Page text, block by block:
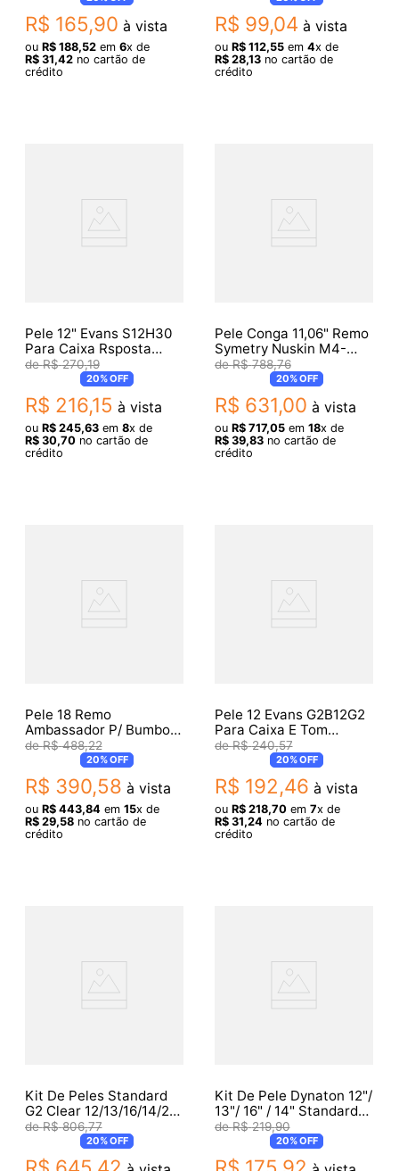
R$ 165,90 à vista
ou R$ 188,52em 6x de
R$ 31,42no cartão de
crédito
R$ 99,04 à vista
ou R$ 112,55em 4x de
R$ 28,13no cartão de
crédito
Pele 12" Evans S12H30
Para Caixa Rsposta
Hazy 300
R$ 270,19
20%OFF
R$ 216,15 à vista
ou R$ 245,63em 8x de
R$ 30,70no cartão de
crédito
Pele Conga 11,06" Remo
Symetry Nuskin M4-
1106-N6-D4
R$ 788,76
20%OFF
R$ 631,00 à vista
ou R$ 717,05em 18x de
R$ 39,83no cartão de
crédito
Pele 18 Remo
Ambassador P/ Bumbo
Transparente Br-1318
R$ 488,22
20%OFF
R$ 390,58 à vista
ou R$ 443,84em 15x de
R$ 29,58no cartão de
crédito
Pele 12 Evans G2B12G2
Para Caixa E Tom
Genera Porosa 013476
R$ 240,57
20%OFF
R$ 192,46 à vista
ou R$ 218,70em 7x de
R$ 31,24no cartão de
crédito
Kit De Peles Standard
G2 Clear 12/13/16/14/22'
Uno By Evans
Upg2Cls22
R$ 806,77
20%OFF
Kit De Pele Dynaton 12"/
13"/ 16" / 14" Standard
Clear
R$ 219,90
20%OFF